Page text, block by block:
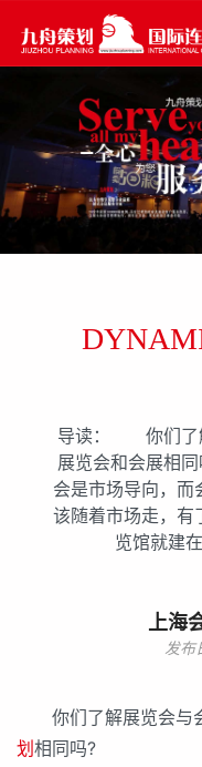
导读： 你们了
展览会和会展
会是市场导向，而
该随着市场走，有
览馆就建
上海
发布
你们了解展览会与
划 相同吗?